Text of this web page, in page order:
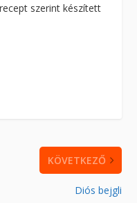
szerint készített
KÖVETKEZŐ
Diós bejgli